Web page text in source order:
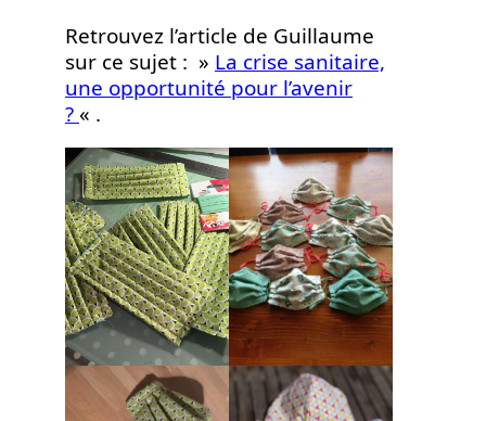
Retrouvez l’article de Guillaume
sur ce sujet : » La crise sanitaire,
une opportunité pour l’avenir
? « .